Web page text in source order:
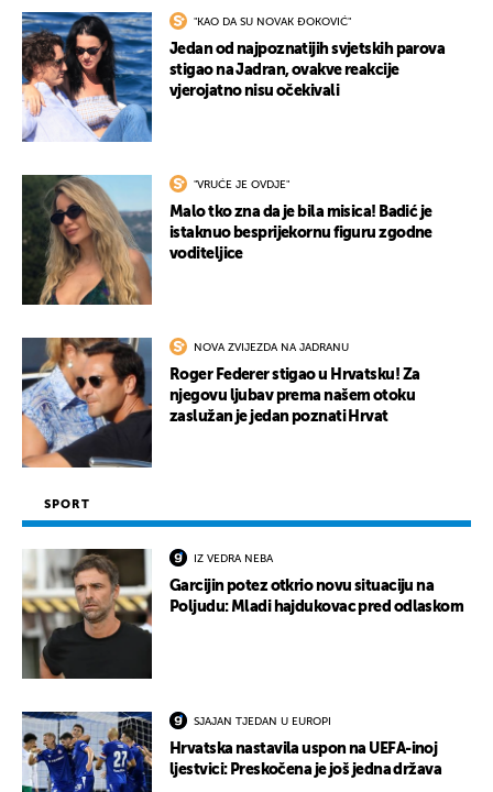
"KAO DA SU NOVAK ĐOKOVIĆ"
Jedan od najpoznatijih svjetskih parova
stigao na Jadran, ovakve reakcije
vjerojatno nisu očekivali
"VRUĆE JE OVDJE"
Malo tko zna da je bila misica! Badić je
istaknuo besprijekornu figuru zgodne
voditeljice
NOVA ZVIJEZDA NA JADRANU
Roger Federer stigao u Hrvatsku! Za
njegovu ljubav prema našem otoku
zaslužan je jedan poznati Hrvat
SPORT
IZ VEDRA NEBA
Garcijin potez otkrio novu situaciju na
Poljudu: Mladi hajdukovac pred odlaskom
SJAJAN TJEDAN U EUROPI
Hrvatska nastavila uspon na UEFA-inoj
ljestvici: Preskočena je još jedna država